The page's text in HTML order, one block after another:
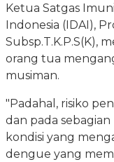
Ketua Satgas
Indonesia (IDAI),
Subsp.T.K.P.S(K),
orang tua
musiman.
"Padahal, risiko
dan pada
kondisi yang
dengue yang